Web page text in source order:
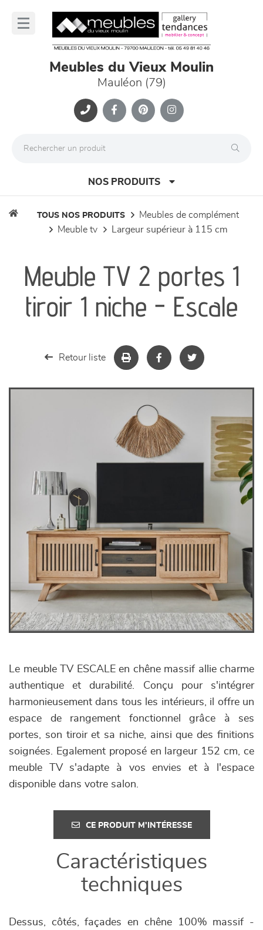
Meubles du Vieux Moulin
Mauléon (79)
NOS PRODUITS
séjours
meubles de complément
TOUS NOS PRODUITS
meubles de complément
meuble tv
largeur supérieur à 115 cm
Meuble TV 2 portes 1
tiroir 1 niche - Escale
Retour liste
Le meuble TV ESCALE en chêne massif allie charme
authentique et durabilité. Conçu pour s'intégrer
harmonieusement dans tous les intérieurs, il offre un
espace de rangement fonctionnel grâce à ses
portes, son tiroir et sa niche, ainsi que des finitions
soignées. Egalement proposé en largeur 152 cm, ce
meuble TV s'adapte à vos envies et à l'espace
disponible dans votre salon.
CE PRODUIT M'INTÉRESSE
Caractéristiques
techniques
Dessus, côtés, façades en chêne 100% massif -